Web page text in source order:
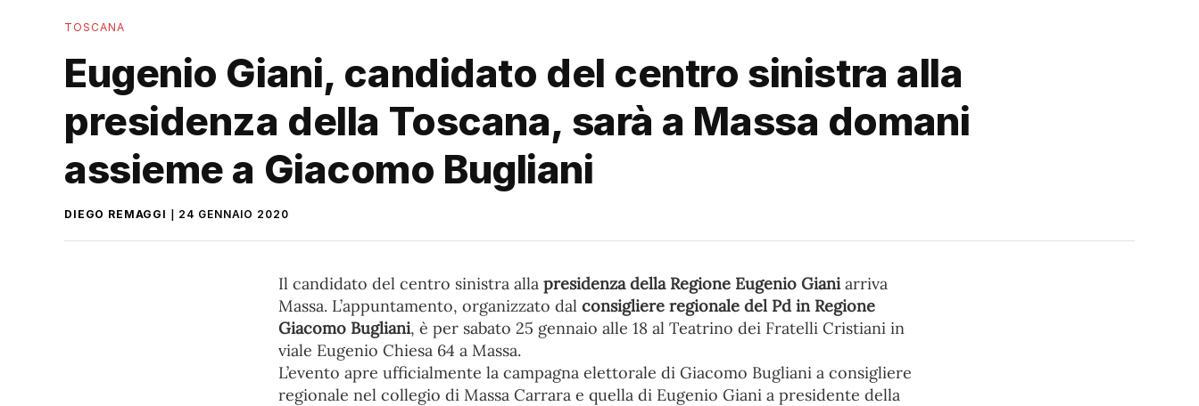
TOSCANA
Eugenio Giani, candidato del centro sinistra alla
presidenza della Toscana, sarà a Massa domani
assieme a Giacomo Bugliani
DIEGO REMAGGI 24 GENNAIO 2020
Il candidato del centro sinistra alla presidenza della Regione Eugenio Gianiarriva
Massa. L’appuntamento, organizzato dal consigliere regionale del Pd in Regione
Giacomo Bugliani, è per sabato 25 gennaio alle 18 al Teatrino dei Fratelli Cristiani in
viale Eugenio Chiesa 64 a Massa.
L’evento apre ufficialmente la campagna elettorale di Giacomo Bugliani a consigliere
regionale nel collegio di Massa Carrara e quella di Eugenio Giani a presidente della